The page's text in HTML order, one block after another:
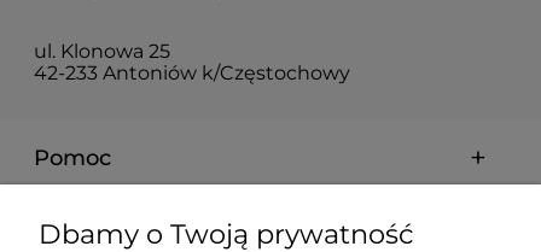
ul. Klonowa 25
42-233 Antoniów k/Częstochowy
Pomoc
Moje konto
Dbamy o Twoją prywatność